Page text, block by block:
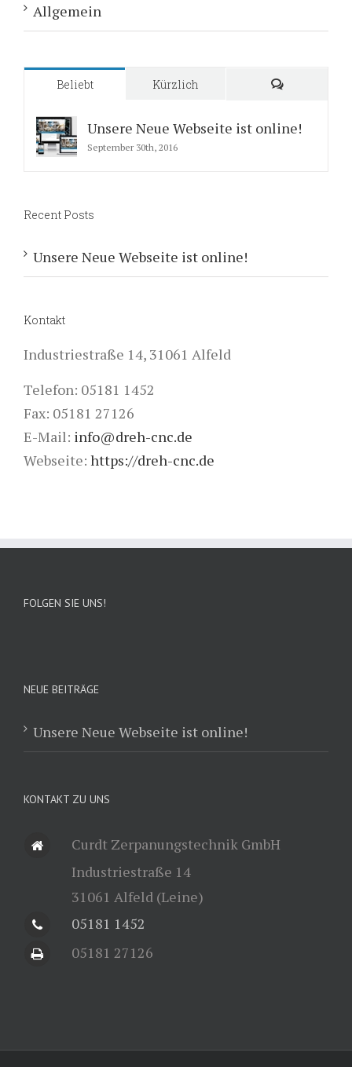
Allgemein
Beliebt
Kürzlich
Unsere Neue Webseite ist online!
September 30th, 2016
Recent Posts
Unsere Neue Webseite ist online!
Kontakt
Industriestraße 14, 31061 Alfeld
Telefon: 05181 1452
Fax: 05181 27126
E-Mail: info@dreh-cnc.de
Webseite: https://dreh-cnc.de
FOLGEN SIE UNS!
NEUE BEITRÄGE
Unsere Neue Webseite ist online!
KONTAKT ZU UNS
Curdt Zerpanungstechnik GmbH
Industriestraße 14
31061 Alfeld (Leine)
05181 1452
05181 27126